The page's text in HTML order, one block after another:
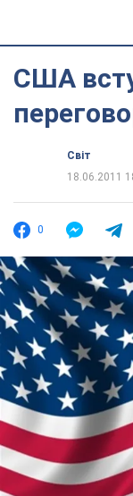
США
Світ
18.06.2011
0